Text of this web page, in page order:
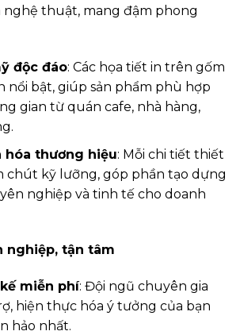
nghệ thuật, mang đậm phong
độc đáo: Các họa tiết in trên gốm
nổi bật, giúp sản phẩm phù hợp
gian từ quán cafe, nhà hàng,
hóa thương hiệu: Mỗi chi tiết thiết
chút kỹ lưỡng, góp phần tạo dựng
nghiệp và tinh tế cho doanh
nghiệp, tận tâm
miễn phí: Đội ngũ chuyên gia
hiện thực hóa ý tưởng của bạn
hảo nhất.